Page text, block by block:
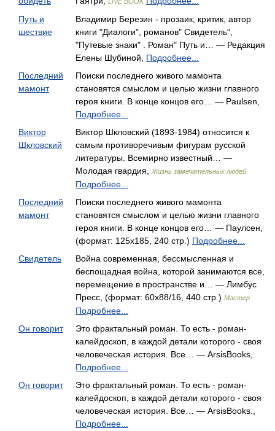
Путь и
шествие
Владимир Березин - прозаик, критик, автор
книги "Диалоги", романов" Свидетель",
"Путевые знаки" . Роман" Путь и… — Редакция
Елены Шубиной, Подробнее...
Последний
мамонт
Поиски последнего живого мамонта
становятся смыслом и целью жизни главного
героя книги. В конце концов его… — Paulsen,
Подробнее...
Виктор
Шкловский
Виктор Шкловский (1893-1984) относится к
самым противоречивым фигурам русской
литературы. Всемирно известный… —
Молодая гвардия,
Жизнь замечательных людей
Подробнее...
Последний
мамонт
Поиски последнего живого мамонта
становятся смыслом и целью жизни главного
героя книги. В конце концов его… — Паулсен,
(формат: 125x185, 240 стр.) Подробнее...
Свидетель
Война современная, бессмысленная и
беспощадная война, которой занимаются все,
перемещение в пространстве и… — Лимбус
Пресс, (формат: 60x88/16, 440 стр.) Мастер
Подробнее...
Он говорит
Это фрактальный роман. То есть - роман-
калейдоскоп, в каждой детали которого - своя
человеческая история. Все… — ArsisBooks,
Подробнее...
Он говорит
Это фрактальный роман. То есть - роман-
калейдоскоп, в каждой детали которого - своя
человеческая история. Все… — ArsisBooks.,
Подробнее...